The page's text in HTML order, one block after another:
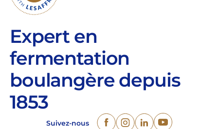
Expert en
fermentation
boulangère depuis
1853
Suivez-nous